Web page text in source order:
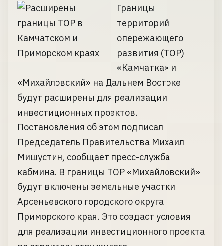
Границы
территорий
опережающего
развития (ТОР)
«Камчатка» и
«Михайловский» на Дальнем Востоке
будут расширены для реализации
инвестиционных проектов.
Постановления об этом подписал
Председатель Правительства Михаил
Мишустин, сообщает пресс-служба
кабмина. В границы ТОР «Михайловский»
будут включены земельные участки
Арсеньевского городского округа
Приморского края. Это создаст условия
для реализации инвестиционного проекта